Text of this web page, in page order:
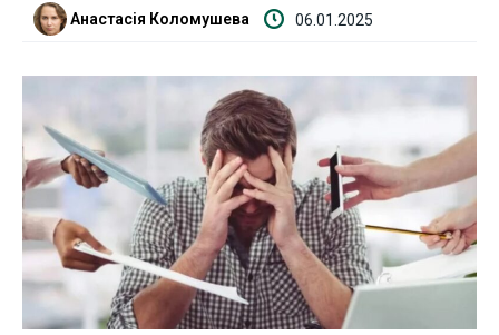
Фінанси
Валютний ринок
Криптовалюта
Робота і освіта
Публікації
ФОП
Анастасія Коломушева 06.01.2025